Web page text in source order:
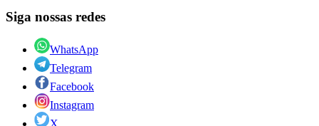
Siga nossas redes
WhatsApp
Telegram
Facebook
Instagram